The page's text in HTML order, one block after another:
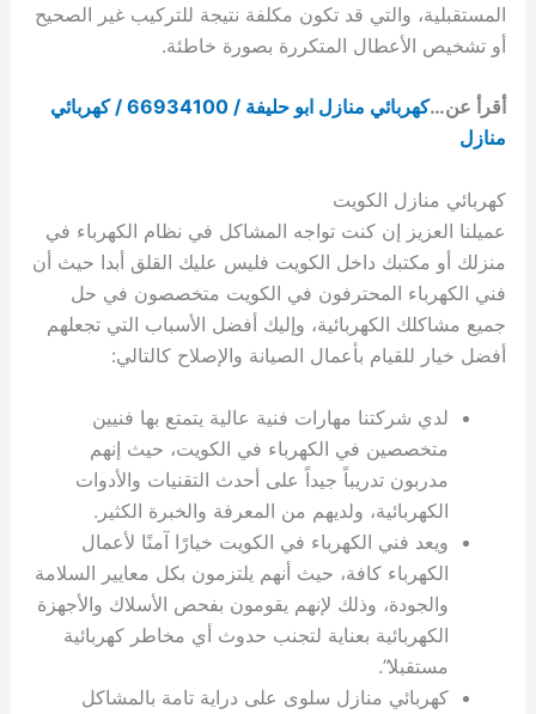
المستقبلية، والتي قد تكون مكلفة نتيجة للتركيب غير الصحيح
أو تشخيص الأعطال المتكررة بصورة خاطئة.
أقرأ عن…
كهربائي منازل ابو حليفة / 66934100 / كهربائي
منازل
كهربائي منازل الكويت
عميلنا العزيز إن كنت تواجه المشاكل في نظام الكهرباء في
منزلك أو مكتبك داخل الكويت فليس عليك القلق أبدا حيث أن
فني الكهرباء المحترفون في الكويت متخصصون في حل
جميع مشاكلك الكهربائية، وإليك أفضل الأسباب التي تجعلهم
أفضل خيار للقيام بأعمال الصيانة والإصلاح كالتالي:
لدي شركتنا مهارات فنية عالية يتمتع بها فنيين
متخصصين في الكهرباء في الكويت، حيث إنهم
مدربون تدريباً جيداً على أحدث التقنيات والأدوات
الكهربائية، ولديهم من المعرفة والخبرة الكثير.
ويعد فني الكهرباء في الكويت خيارًا آمنًا لأعمال
الكهرباء كافة، حيث أنهم يلتزمون بكل معايير السلامة
والجودة، وذلك لإنهم يقومون بفحص الأسلاك والأجهزة
الكهربائية بعناية لتجنب حدوث أي مخاطر كهربائية
مستقبلا”.
كهربائي منازل سلوى على دراية تامة بالمشاكل